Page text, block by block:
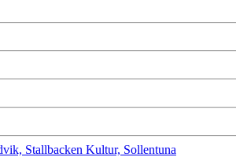
Stallbacken Kultur, Sollentuna